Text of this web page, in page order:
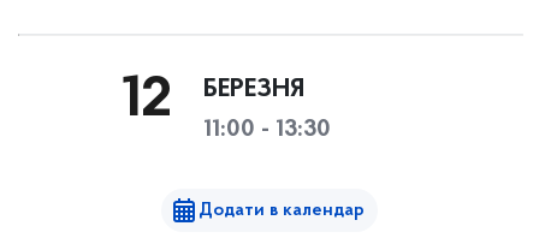
12 БЕРЕЗНЯ
11:00 - 13:30
Додати в календар